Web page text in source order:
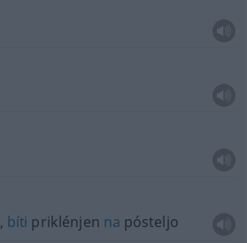
bíti priklénjen na pósteljo